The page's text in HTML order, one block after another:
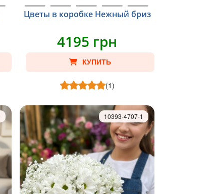
Цветы в коробке Нежный бриз
4195 грн
КУПИТЬ
(1)
10393-4707-1